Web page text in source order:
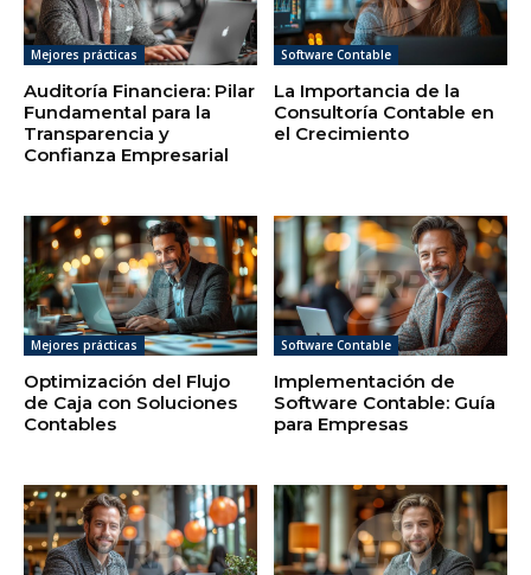
Mejores prácticas
Auditoría Financiera: Pilar
Fundamental para la
Transparencia y
Confianza Empresarial
Software Contable
La Importancia de la
Consultoría Contable en
el Crecimiento
Mejores prácticas
Optimización del Flujo
de Caja con Soluciones
Contables
Software Contable
Implementación de
Software Contable: Guía
para Empresas